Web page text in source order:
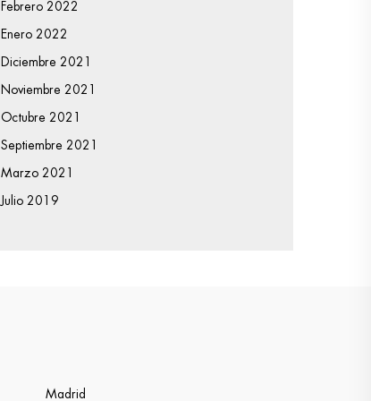
Febrero 2022
Enero 2022
Diciembre 2021
Noviembre 2021
Octubre 2021
Septiembre 2021
Marzo 2021
Julio 2019
Madrid